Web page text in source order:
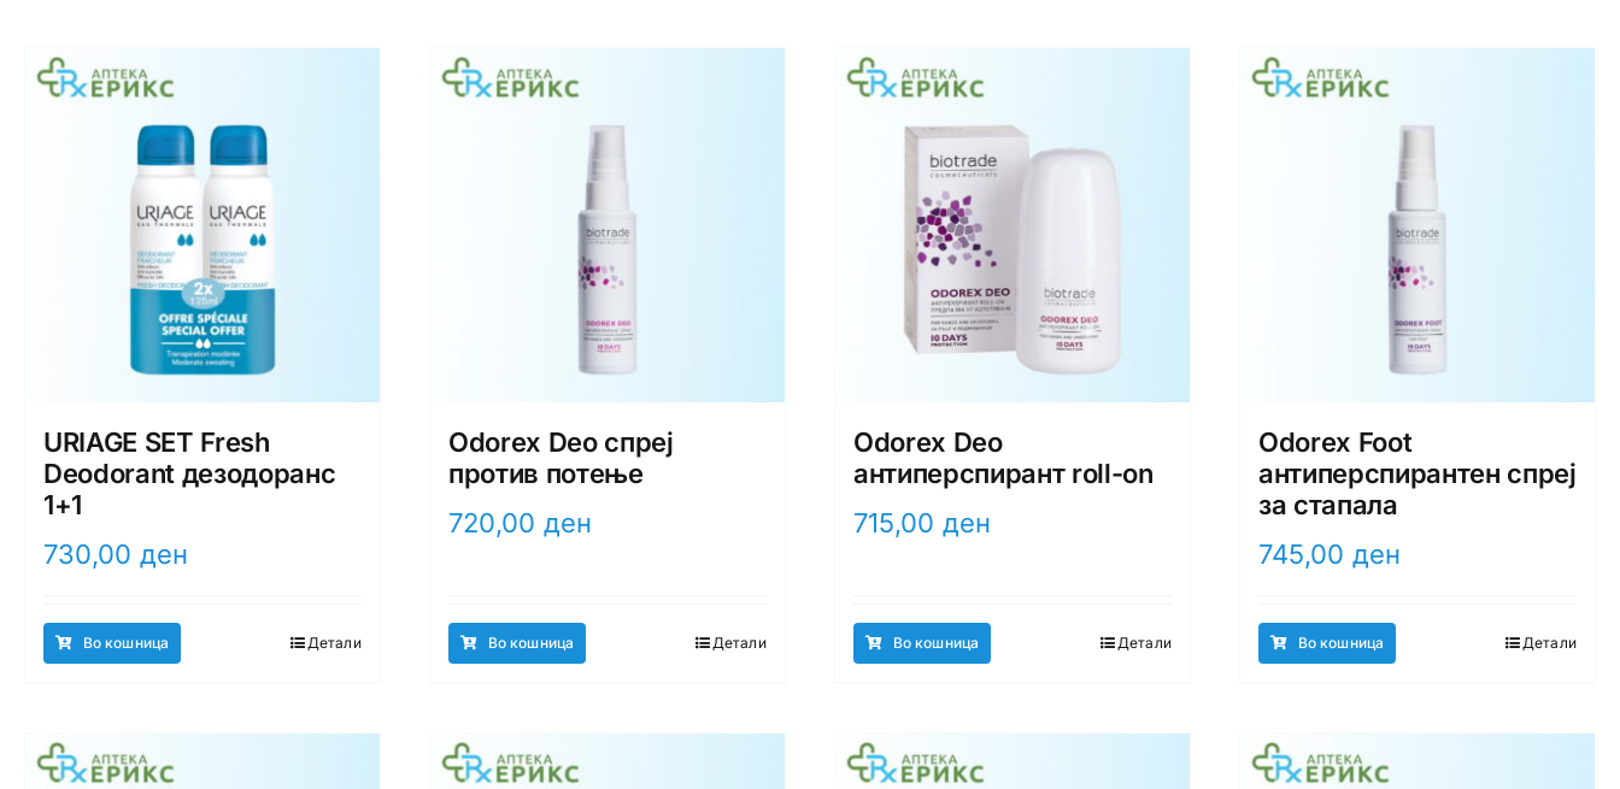
URIAGE SET Fresh
Deodorant дезодоранс
1+1
730,00 ден
Во кошница Детали
Odorex Deo спреј
против потење
720,00 ден
Во кошница Детали
Odorex Deo
антиперспирант roll-on
715,00 ден
Во кошница Детали
Odorex Foot
антиперспирантен спреј
за стапала
745,00 ден
Во кошница Детали